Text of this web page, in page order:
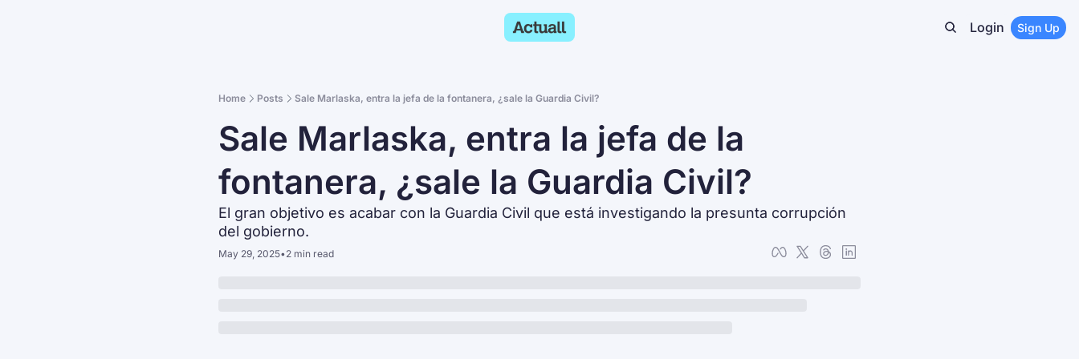
Login Sign Up
Home Posts Sale Marlaska, entra la jefa de la fontanera, ¿sale la Guardia Civil?
Sale Marlaska, entra la jefa de la
fontanera, ¿sale la Guardia Civil?
El gran objetivo es acabar con la Guardia Civil que está investigando la presunta corrupción
del gobierno.
May 29, 2025•2 min read